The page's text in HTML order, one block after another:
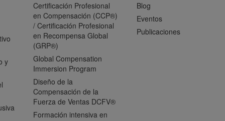
y
Certificación Profesional
en Compensación (CCP®)
/ Certificación Profesional
en Recompensa Global
(GRP®)
Global Compensation
Immersion Program
Diseño de la
Compensación de la
Fuerza de Ventas DCFV®
Formación intensiva en
Blog
Eventos
Publicaciones